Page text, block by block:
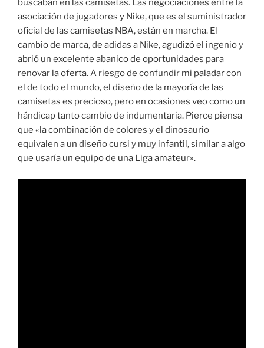
buscaban en las camisetas. Las negociaciones entre la
asociación de jugadores y Nike, que es el suministrador
oficial de las camisetas NBA, están en marcha. El
cambio de marca, de adidas a Nike, agudizó el ingenio y
abrió un excelente abanico de oportunidades para
renovar la oferta. A riesgo de confundir mi paladar con
el de todo el mundo, el diseño de la mayoría de las
camisetas es precioso, pero en ocasiones veo como un
hándicap tanto cambio de indumentaria. Pierce piensa
que «la combinación de colores y el dinosaurio
equivalen a un diseño cursi y muy infantil, similar a algo
que usaría un equipo de una Liga amateur».